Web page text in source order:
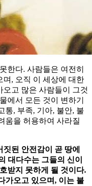
한다. 사람들은 여전히
며, 오직 이 세상에 대한
고 많은 사람들이 그것
에서 모든 것이 변하기
통, 부족, 기아, 불안, 불
움을 허용하여 사라질
된 안전감이 곧 땅에
대다수는 그들의 신이
받지 못하게 될 것이다.
가오고 있으며, 이는 불